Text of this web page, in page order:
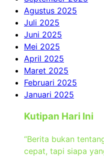
Agustus 2025
Juli 2025
Juni 2025
Mei 2025
April 2025
Maret 2025
Februari 2025
Januari 2025
Kutipan Hari Ini
“Berita bukan
cepat, tapi siapa